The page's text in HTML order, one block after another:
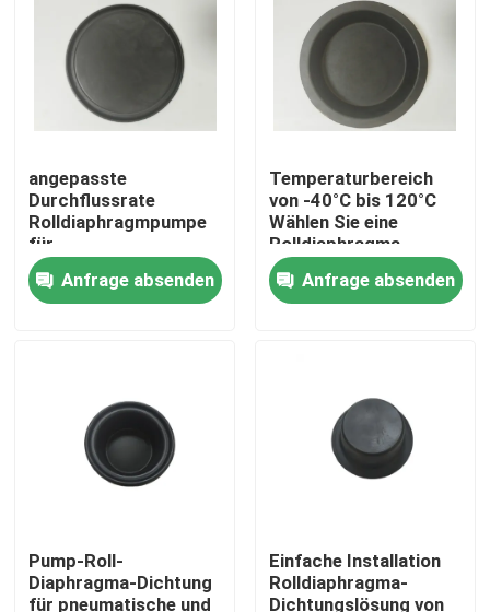
Zu Hause
Über uns
angepasste
Durchflussrate
Rolldiaphragmpumpe
für
Schwerlastanwendungen
von DN6 bis DN200
Anfrage absenden
Temperaturbereich
von -40°C bis 120°C
Wählen Sie eine
Rolldiaphragma-
Dichtung für
erschwingliche und
leistungsfähige von
Anfrage absenden
Pump-Roll-
Diaphragma-Dichtung
für pneumatische und
Einfache Installation
Rolldiaphragma-
Dichtungslösung von